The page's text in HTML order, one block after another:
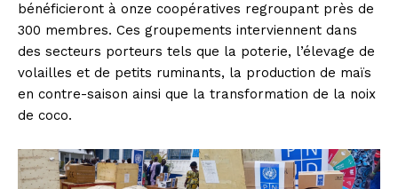
bénéficieront à onze coopératives regroupant près de
300 membres. Ces groupements interviennent dans
des secteurs porteurs tels que la poterie, l’élevage de
volailles et de petits ruminants, la production de maïs
en contre-saison ainsi que la transformation de la noix
de coco.